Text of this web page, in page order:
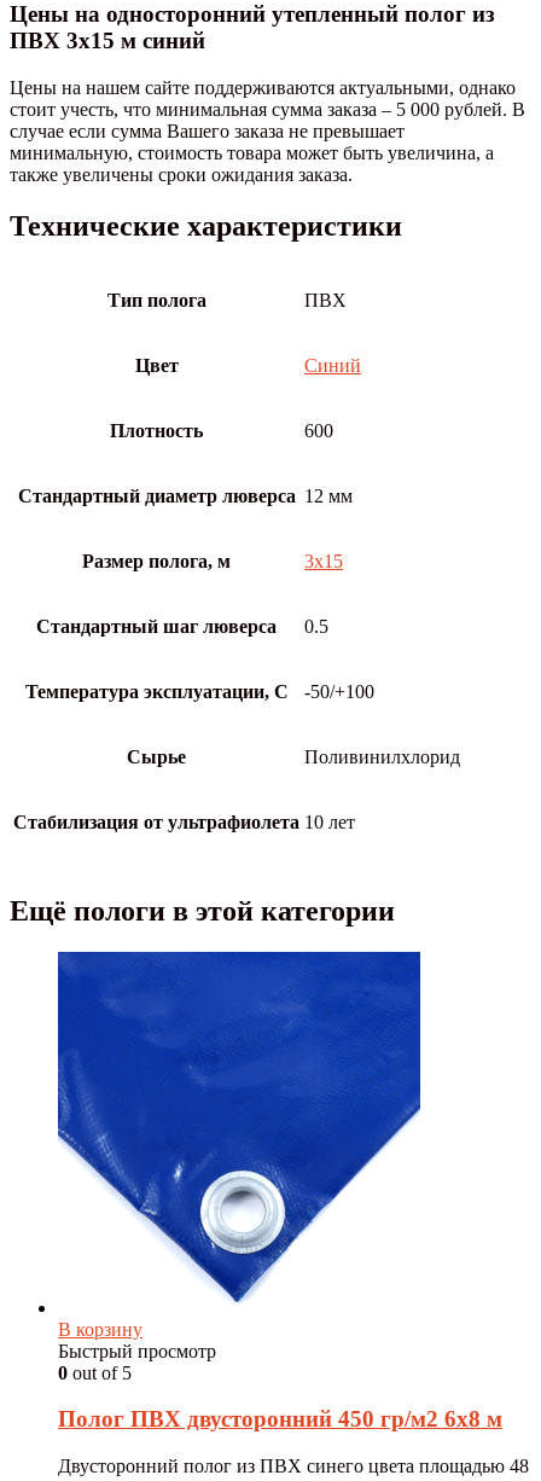
Цены на односторонний утепленный полог из
ПВХ 3х15 м синий
Цены на нашем сайте поддерживаются актуальными, однако
стоит учесть, что минимальная сумма заказа – 5 000 рублей. В
случае если сумма Вашего заказа не превышает
минимальную, стоимость товара может быть увеличина, а
также увеличены сроки ожидания заказа.
Технические характеристики
Тип полога ПВХ
Цвет Синий
Плотность 600
Стандартный диаметр люверса 12 мм
Размер полога, м 3х15
Стандартный шаг люверса 0.5
Температура эксплуатации, С -50/+100
Сырье Поливинилхлорид
Стабилизация от ультрафиолета 10 лет
Ещё пологи в этой категории
В корзину
Быстрый просмотр
0 out of 5
Полог ПВХ двусторонний 450 гр/м2 6х8 м
Двусторонний полог из ПВХ синего цвета площадью 48